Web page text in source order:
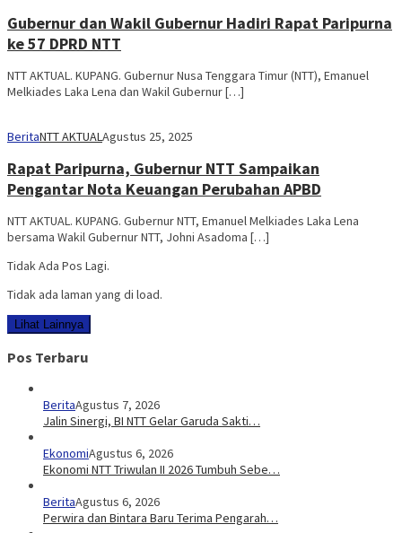
Gubernur dan Wakil Gubernur Hadiri Rapat Paripurna
ke 57 DPRD NTT
NTT AKTUAL. KUPANG. Gubernur Nusa Tenggara Timur (NTT), Emanuel
Melkiades Laka Lena dan Wakil Gubernur […]
BeritaNTT AKTUALAgustus 25, 2025
Rapat Paripurna, Gubernur NTT Sampaikan
Pengantar Nota Keuangan Perubahan APBD
NTT AKTUAL. KUPANG. Gubernur NTT, Emanuel Melkiades Laka Lena
bersama Wakil Gubernur NTT, Johni Asadoma […]
Tidak Ada Pos Lagi.
Tidak ada laman yang di load.
Lihat Lainnya
Pos Terbaru
BeritaAgustus 7, 2026
Jalin Sinergi, BI NTT Gelar Garuda Sakti…
EkonomiAgustus 6, 2026
Ekonomi NTT Triwulan II 2026 Tumbuh Sebe…
BeritaAgustus 6, 2026
Perwira dan Bintara Baru Terima Pengarah…